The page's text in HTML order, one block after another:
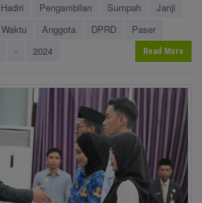
Hadiri Pengambilan Sumpah
Janji
Waktu Anggota DPRD
Paser
- 2024 Read More